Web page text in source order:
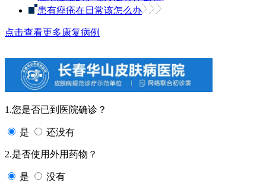
患有痤疮在日常该怎么办
点击查看更多康复病例
1.您是否已到医院确诊？
是 还没有
2.是否使用外用药物？
是 没有